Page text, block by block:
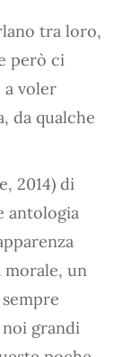
tra loro,
però ci
voler
da qualche
2014) di
antologia
morale, un
noi grandi